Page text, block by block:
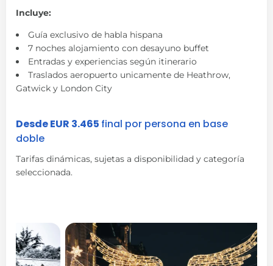
Incluye:
Guía exclusivo de habla hispana
7 noches alojamiento con desayuno buffet
Entradas y experiencias según itinerario
Traslados aeropuerto unicamente de Heathrow,
Gatwick y London City
Desde EUR 3.465 final por persona en base
doble
Tarifas dinámicas, sujetas a disponibilidad y categoría
seleccionada.